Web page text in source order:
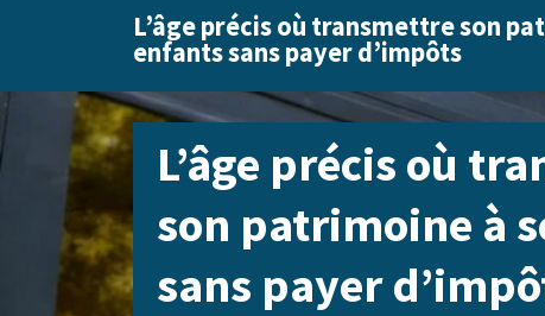
L’âge précis où transmettre son
enfants sans payer d’impôts
L’âge précis où
son patrimoine à
sans payer